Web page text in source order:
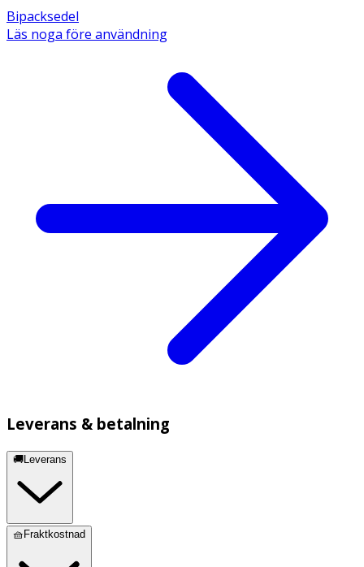
Bipacksedel
Läs noga före användning
Leverans & betalning
🚚Leverans
🧺Fraktkostnad